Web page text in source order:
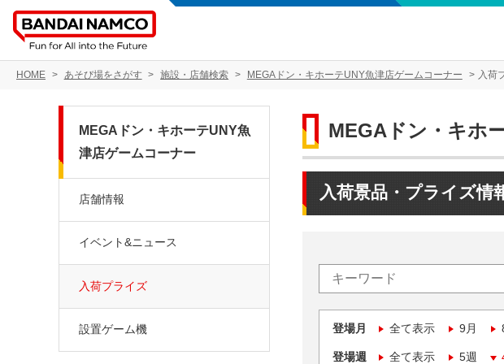
HOME あそび場をさがす 施設・店舗検索 MEGAドン・キホーテUNY魚津店ゲームコーナー 入荷
MEGAドン・キホ
入荷景品・プライズ情
登場月 全て表示 9月
登場週 全て表示 5週
MEGAドン・キホーテUNY魚
津店ゲームコーナー
店舗情報
イベント&ニュース
入荷プライズ
設置ゲーム機